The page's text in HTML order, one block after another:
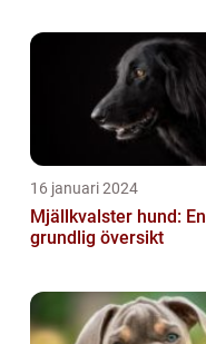
16 januari 2024
Mjällkvalster hund: En
grundlig översikt